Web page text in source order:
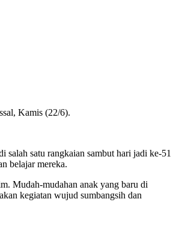
Kamis (22/6).
salah satu rangkaian sambut hari jadi ke-51
belajar mereka.
Mudah-mudahan anak yang baru di
kegiatan wujud sumbangsih dan